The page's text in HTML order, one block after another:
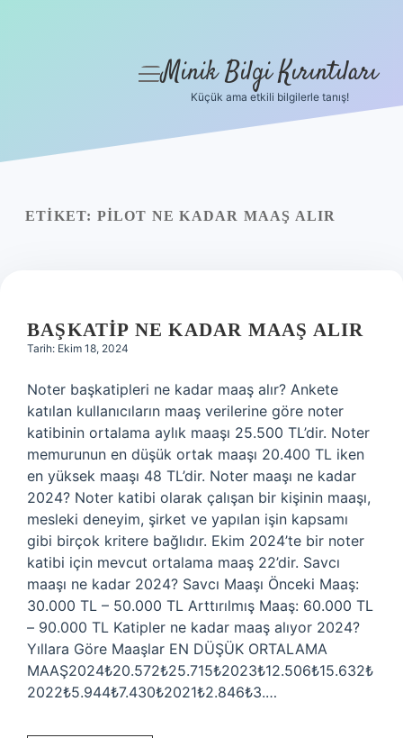
Yasal Uyarı
menüyü
Minik Bilgi Kırıntıları
Küçük ama etkili bilgilerle tanış!
ETIKET: PILOT NE KADAR MAAŞ ALIR
BAŞKATIP NE KADAR MAAŞ ALIR
Tarih: Ekim 18, 2024
Noter başkatipleri ne kadar maaş alır? Ankete
katılan kullanıcıların maaş verilerine göre noter
katibinin ortalama aylık maaşı 25.500 TL’dir. Noter
memurunun en düşük ortak maaşı 20.400 TL iken
en yüksek maaşı 48 TL’dir. Noter maaşı ne kadar
2024? Noter katibi olarak çalışan bir kişinin maaşı,
mesleki deneyim, şirket ve yapılan işin kapsamı
gibi birçok kritere bağlıdır. Ekim 2024’te bir noter
katibi için mevcut ortalama maaş 22’dir. Savcı
maaşı ne kadar 2024? Savcı Maaşı Önceki Maaş:
30.000 TL – 50.000 TL Arttırılmış Maaş: 60.000 TL
– 90.000 TL Katipler ne kadar maaş alıyor 2024?
Yıllara Göre Maaşlar EN DÜŞÜK ORTALAMA
MAAŞ2024₺20.572₺25.715₺2023₺12.506₺15.632₺
2022₺5.944₺7.430₺2021₺2.846₺3.…